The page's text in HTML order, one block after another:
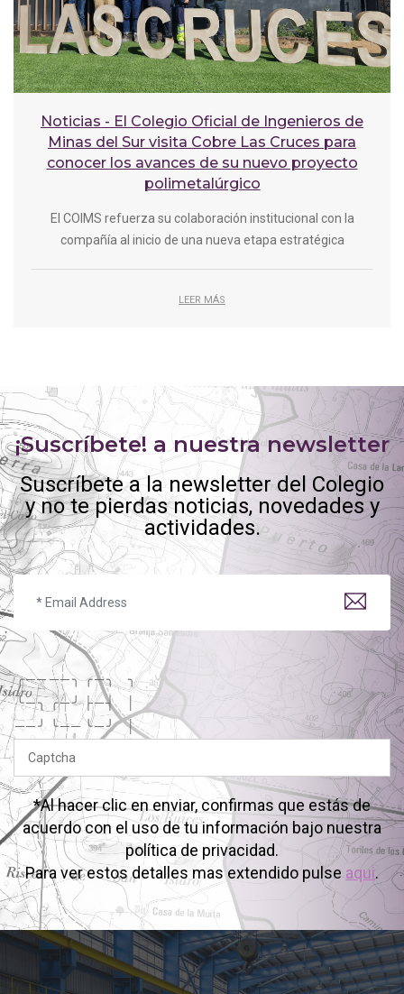
Noticias - El Colegio Oficial de Ingenieros de
Minas del Sur visita Cobre Las Cruces para
conocer los avances de su nuevo proyecto
polimetalúrgico
El COIMS refuerza su colaboración institucional con la
compañía al inicio de una nueva etapa estratégica
LEER MÁS
¡Suscríbete! a nuestra newsletter
Suscríbete a la newsletter del Colegio
y no te pierdas noticias, novedades y
actividades.
╭──
╰─╮
──╯
──╮
╭─╯
╰──
╭─╮
├─┤
╰─╯
╮
│
*Al hacer clic en enviar, confirmas que estás de
acuerdo con el uso de tu información bajo nuestra
política de privacidad.
Para ver estos detalles mas extendido pulse aqui.